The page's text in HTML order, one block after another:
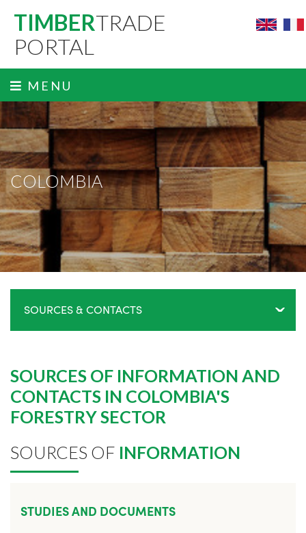
TIMBERTRADE
PORTAL
MENU
COLOMBIA
SOURCES & CONTACTS ˬ
SOURCES OF INFORMATION AND
CONTACTS IN COLOMBIA'S
FORESTRY SECTOR
SOURCES OF INFORMATION
STUDIES AND DOCUMENTS